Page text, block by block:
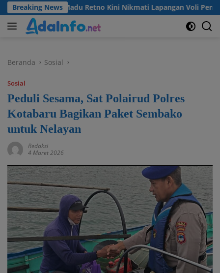
Langsung
ke
konten
Breaking News
Desa Madu Retno Kini Nikmati Lapangan Voli Permanen
Beranda Sosial
Sosial
Peduli Sesama, Sat Polairud Polres
Kotabaru Bagikan Paket Sembako
untuk Nelayan
Redaksi
4 Maret 2026